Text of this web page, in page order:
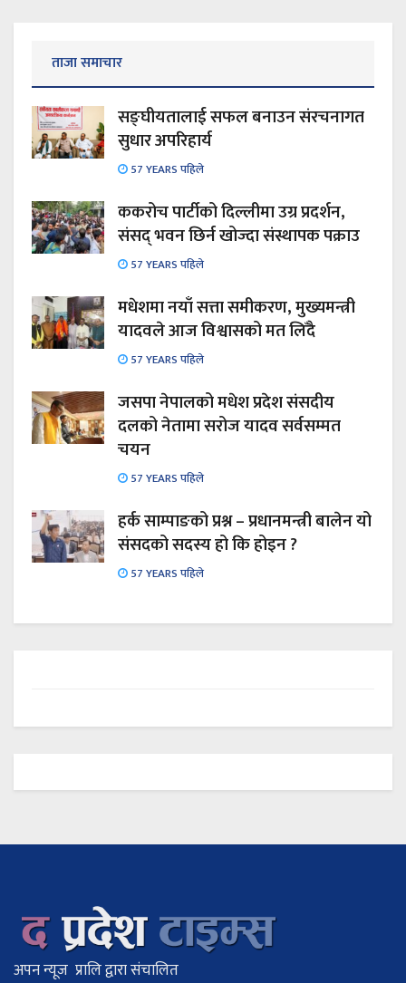
ताजा समाचार
सङ्घीयतालाई सफल बनाउन संरचनागत
सुधार अपरिहार्य
57 YEARS पहिले
ककरोच पार्टीको दिल्लीमा उग्र प्रदर्शन,
संसद् भवन छिर्न खोज्दा संस्थापक पक्राउ
57 YEARS पहिले
मधेशमा नयाँ सत्ता समीकरण, मुख्यमन्त्री
यादवले आज विश्वासको मत लिँदै
57 YEARS पहिले
जसपा नेपालको मधेश प्रदेश संसदीय
दलको नेतामा सरोज यादव सर्वसम्मत
चयन
57 YEARS पहिले
हर्क साम्पाङको प्रश्न – प्रधानमन्त्री बालेन यो
संसदको सदस्य हो कि होइन ?
57 YEARS पहिले
अपन न्यूज प्रालि द्वारा संचालित